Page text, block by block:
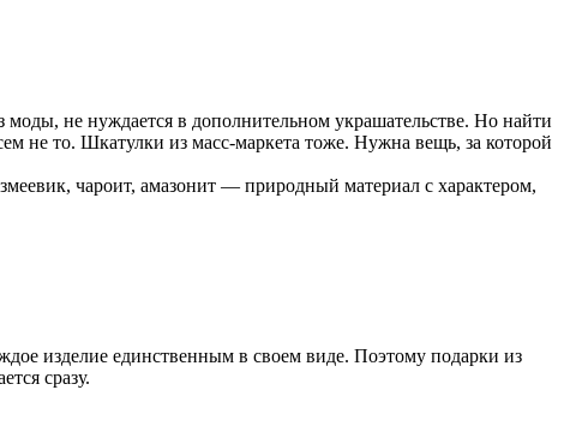
не нуждается в дополнительном украшательстве. Но найти
не то. Шкатулки из масс-маркета тоже. Нужна вещь, за которой
чароит, амазонит — природный материал с характером,
изделие единственным в своем виде. Поэтому подарки из
сразу.